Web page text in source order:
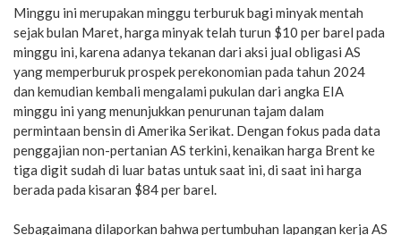
Minggu ini merupakan minggu terburuk bagi minyak mentah
sejak bulan Maret, harga minyak telah turun $10 per barel pada
minggu ini, karena adanya tekanan dari aksi jual obligasi AS
yang memperburuk prospek perekonomian pada tahun 2024
dan kemudian kembali mengalami pukulan dari angka EIA
minggu ini yang menunjukkan penurunan tajam dalam
permintaan bensin di Amerika Serikat. Dengan fokus pada data
penggajian non-pertanian AS terkini, kenaikan harga Brent ke
tiga digit sudah di luar batas untuk saat ini, di saat ini harga
berada pada kisaran $84 per barel.
Sebagaimana dilaporkan bahwa pertumbuhan lapangan kerja AS